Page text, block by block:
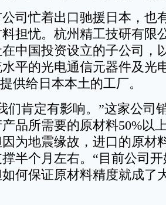
忙着出口驰援日本，也
担忧。杭州精工技研有限
中国投资设立的子公司，
平的光电通信元器件及光
供给日本本土的工厂。
肯定有影响。”这家公司
品所需要的原材料50%以
为地震缘故，进口的原材
半个月左右。“目前公司
如何保证原材料精度就